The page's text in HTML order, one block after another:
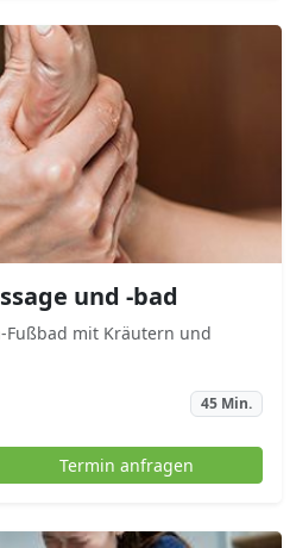
und -bad
Fußbad mit Kräutern und
45 Min.
Termin anfragen